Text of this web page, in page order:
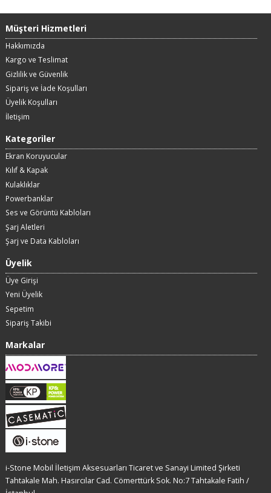
Müşteri Hizmetleri
Hakkımızda
Kargo ve Teslimat
Gizlilik ve Güvenlik
Sipariş ve İade Koşulları
Üyelik Koşulları
İletişim
Kategoriler
Ekran Koruyucular
Kılıf & Kapak
Kulaklıklar
Powerbanklar
Ses ve Görüntü Kabloları
Şarj Aletleri
Şarj ve Data Kabloları
Üyelik
Üye Girişi
Yeni Üyelik
Sepetim
Sipariş Takibi
Markalar
i-Stone Mobil İletişim Aksesuarları Ticaret ve Sanayi Limited Şirketi
Tahtakale Mah. Hasırcılar Cad. Cömerttürk Sok. No:7 Tahtakale Fatih /